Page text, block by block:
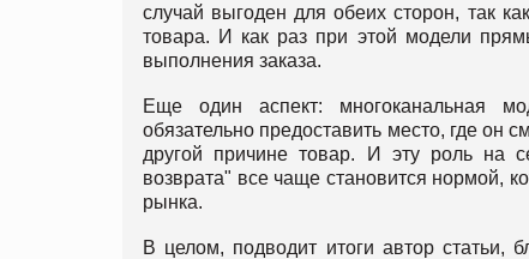
случай выгоден для обеих сторон, так
товара. И как раз при этой модели
выполнения заказа.
Еще один аспект: многоканальная
обязательно предоставить место, где он
другой причине товар. И эту роль на
возврата" все чаще становится нормой,
рынка.
В целом, подводит итоги автор статьи,